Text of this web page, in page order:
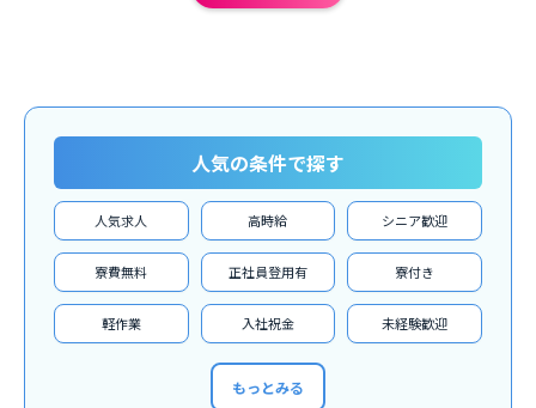
人気の条件で探す
人気求人 高時給 シニア歓迎
寮費無料 正社員登用有 寮付き
軽作業 入社祝金 未経験歓迎
もっとみる